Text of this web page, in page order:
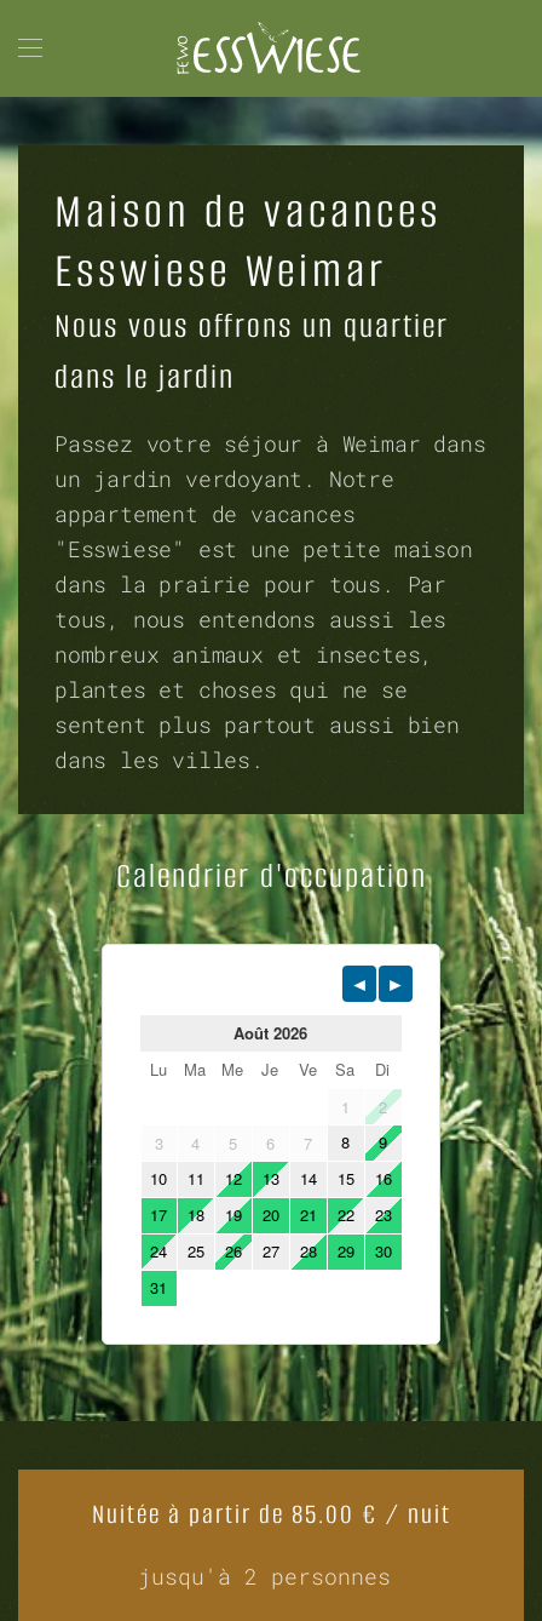
Accéder au contenu principal
Maison de vacances
Esswiese Weimar
Nous vous offrons un quartier
dans le jardin
Passez votre séjour à Weimar dans
un jardin verdoyant. Notre
appartement de vacances
"Esswiese" est une petite maison
dans la prairie pour tous. Par
tous, nous entendons aussi les
nombreux animaux et insectes,
plantes et choses qui ne se
sentent plus partout aussi bien
dans les villes.
Calendrier d'occupation
Nuitée à partir de 85.00 € / nuit
jusqu'à 2 personnes